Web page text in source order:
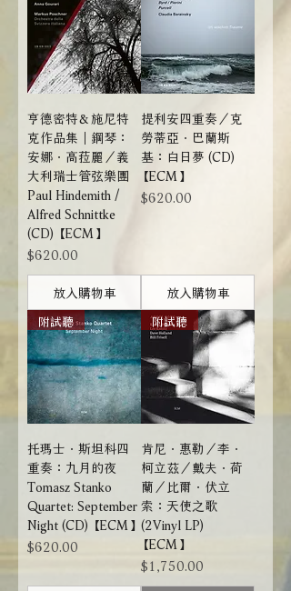
亨德密特＆施尼特
克作品集｜鋼琴：
安娜．高菈麗／義
大利瑞士管弦樂團
Paul Hindemith /
Alfred Schnittke
(CD) 【ECM】
價格
$620.00
放入購物車
提利安四重奏／克
勞蒂亞．巴蘭斯
基：白日夢 (CD)
【ECM】
價格
$620.00
放入購物車
附試聽
托瑪士．斯坦科四
重奏：九月的夜
Tomasz Stanko
Quartet: September
Night (CD) 【ECM】
價格
$620.00
附試聽
肯尼．惠勒／李．
柯立茲／戴夫．荷
蘭／比爾．伏立
索：天使之歌
(2Vinyl LP)
【ECM】
價格
$1,750.00